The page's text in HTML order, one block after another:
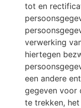
tot en
verwerking
hiertegen
een andere
gegeven voor
te trekken,